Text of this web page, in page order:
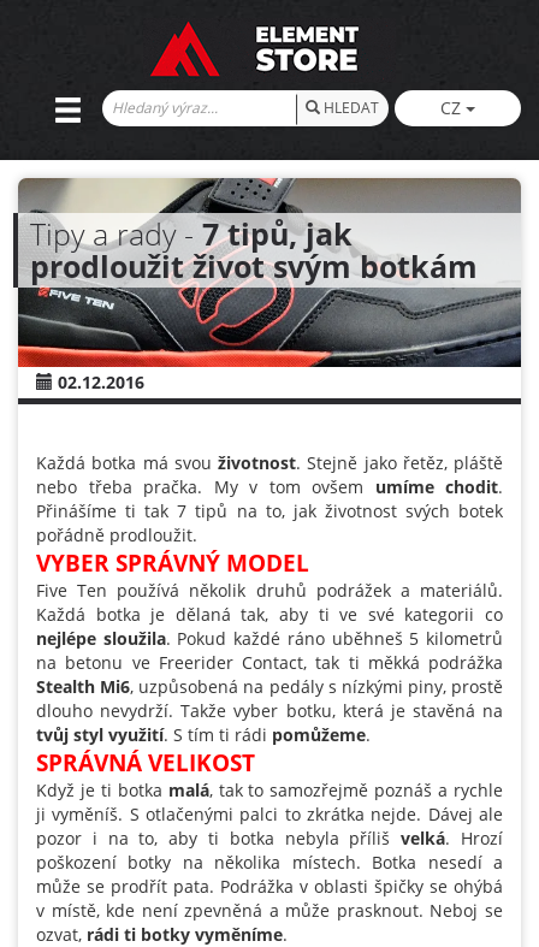
HLEDAT CZ
Tipy a rady - 7 tipů, jak
prodloužit život svým botkám
02.12.2016
Každá botka má svou životnost. Stejně jako řetěz, pláště
nebo třeba pračka. My v tom ovšem umíme chodit.
Přinášíme ti tak 7 tipů na to, jak životnost svých botek
pořádně prodloužit.
VYBER SPRÁVNÝ MODEL
Five Ten používá několik druhů podrážek a materiálů.
Každá botka je dělaná tak, aby ti ve své kategorii co
nejlépe sloužila. Pokud každé ráno uběhneš 5 kilometrů
na betonu ve Freerider Contact, tak ti měkká podrážka
Stealth Mi6, uzpůsobená na pedály s nízkými piny, prostě
dlouho nevydrží. Takže vyber botku, která je stavěná na
tvůj styl využití. S tím ti rádi pomůžeme.
SPRÁVNÁ VELIKOST
Když je ti botka malá, tak to samozřejmě poznáš a rychle
ji vyměníš. S otlačenými palci to zkrátka nejde. Dávej ale
pozor i na to, aby ti botka nebyla přílišvelká. Hrozí
poškození botky na několika místech. Botka nesedí a
může se prodřít pata. Podrážka v oblasti špičky se ohýbá
v místě, kde není zpevněná a může prasknout. Neboj se
ozvat, rádi ti botky vyměníme.